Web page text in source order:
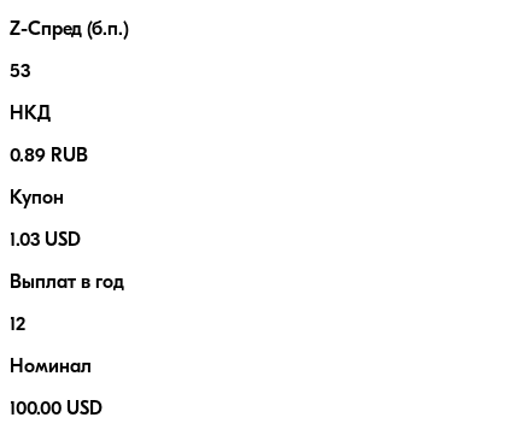
Z-Спред (б.п.)
53
НКД
0.89 RUB
Купон
1.03 USD
Выплат в год
12
Номинал
100.00 USD